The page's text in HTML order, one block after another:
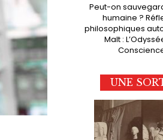
Peut-on
humaine ?
philosophiques
Malt :
UNE